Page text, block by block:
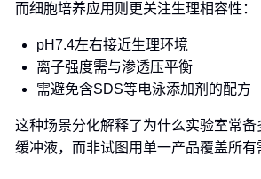
而细胞培养应用则更关注生理相容性：
pH7.4左右接近生理环境
离子强度需与渗透压平衡
需避免含SDS等电泳添加剂的配方
这种场景分化解释了为什么实验室常备
缓冲液，而非试图用单一产品覆盖所有